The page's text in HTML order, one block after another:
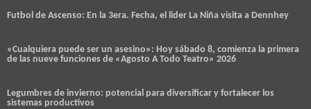
Futbol de Ascenso: En la 3era. Fecha, el lider La Niña visita a Dennhey
«Cualquiera puede ser un asesino»: Hoy sábado 8, comienza la primera
de las nueve funciones de «Agosto A Todo Teatro» 2026
Legumbres de invierno: potencial para diversificar y fortalecer los
sistemas productivos